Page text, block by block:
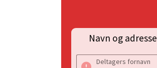
Navn og adresse
Deltagers fornavn